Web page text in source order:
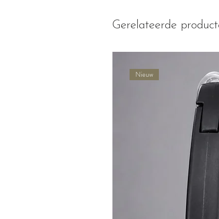
Gerelateerde
Nieuw